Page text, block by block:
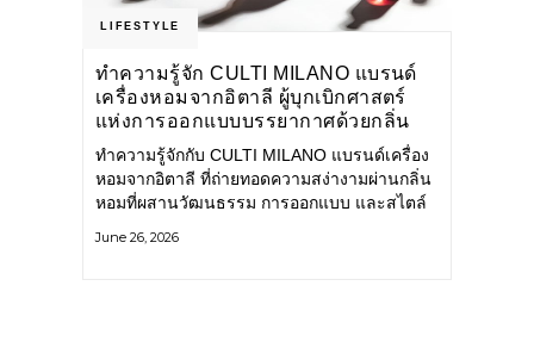
LIFESTYLE
ทำความรู้จัก CULTI MILANO แบรนด์
เครื่องหอมจากอิตาลี ผู้บุกเบิกศาสตร์
แห่งการออกแบบบรรยากาศด้วยกลิ่น
หอม ผสานสไตล์อันโดดเด่นอย่างลงตัว
ทำความรู้จักกับ CULTI MILANO แบรนด์เครื่อง
หอมจากอิตาลี ที่ถ่ายทอดความสง่างามผ่านกลิ่น
หอมที่ผสานวัฒนธรรม การออกแบบ และสไตล์
แบรนด์เครื่องหอมระดับลักชัวรีดีไซน์เอกลักษณ์
June 26, 2026